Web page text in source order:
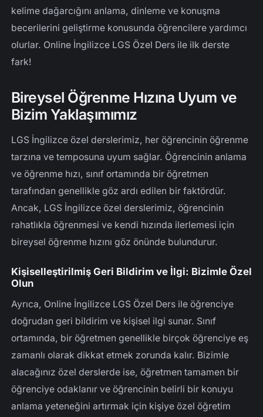
kelime dağarcığını anlama, dinleme ve konuşma
becerilerini geliştirme konusunda öğrencilere yardımcı
olurlar. Online İngilizce LGS Özel Ders ile ilk derste
fark!
Bireysel Öğrenme Hızına Uyum ve
Bizim Yaklaşımımız
LGS İngilizce özel derslerimiz, her öğrencinin öğrenme
tarzına ve temposuna uyum sağlar. Öğrencinin anlama
ve öğrenme hızı, sınıf ortamında bir öğretmen
tarafından genellikle göz ardı edilen bir faktördür.
Ancak, LGS İngilizce özel derslerimiz, öğrencinin
rahatlıkla öğrenmesi ve kendi hızında ilerlemesi için
bireysel öğrenme hızını göz önünde bulundurur.
Kişiselleştirilmiş Geri Bildirim ve İlgi: Bizimle Özel
Olun
Ayrıca, Online İngilizce LGS Özel Ders ile öğrenciye
doğrudan geri bildirim ve kişisel ilgi sunar. Sınıf
ortamında, bir öğretmen genellikle birçok öğrenciye eş
zamanlı olarak dikkat etmek zorunda kalır. Bizimle
alacağınız özel derslerde ise, öğretmen tamamen bir
öğrenciye odaklanır ve öğrencinin belirli bir konuyu
anlama yeteneğini artırmak için kişiye özel öğretim